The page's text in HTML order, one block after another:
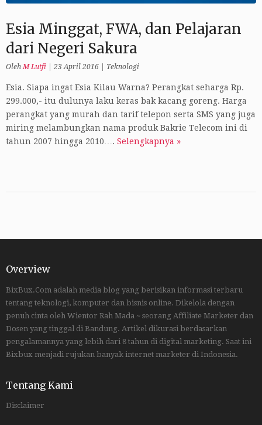
Esia Minggat, FWA, dan Pelajaran
dari Negeri Sakura
OlehM Lutfi 23 April 2016 Teknologi
Esia. Siapa ingat Esia Kilau Warna? Perangkat seharga Rp.
299.000,- itu dulunya laku keras bak kacang goreng. Harga
perangkat yang murah dan tarif telepon serta SMS yang juga
miring melambungkan nama produk Bakrie Telecom ini di
tahun 2007 hingga 2010…. Selengkapnya »
Overview
BixBux.Com adalah media blog yang berisikan informasi terbaru
tentang teknologi, komputer dan bisnis online. Dikelola dengan
penuh cinta oleh Wientor Rah Mada ~ seorang Affiliate Marketer dan
Dosen yang tinggal di Bandung. Artikel dikurasi berdasarkan
pengalamannya yang lebih dari 8 tahun di digital marketing. Saat ini
Bixbux menjadi rujukan banyak internet marketer di Indonesia.
Tentang Kami
Disclaimer